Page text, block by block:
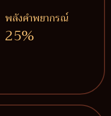
พลังคำพยากรณ์
25%